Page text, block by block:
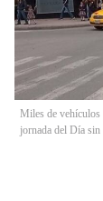
Miles de vehículos
jornada del Día